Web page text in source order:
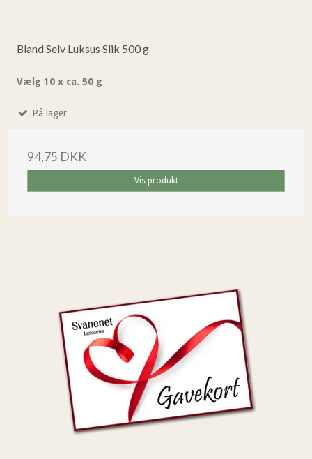
Bland Selv Luksus Slik 500 g
Vælg 10 x ca. 50 g
På lager
94,75 DKK
Vis produkt